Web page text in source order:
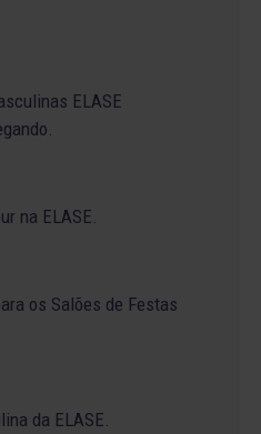
ELASE
na ELASE.
os Salões de Festas
da ELASE.